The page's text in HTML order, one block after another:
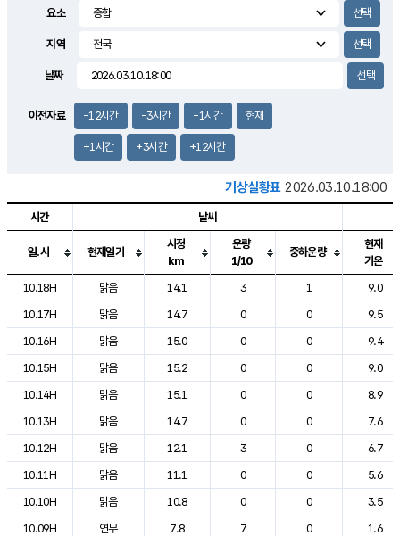
2.9m/s
14.5
요소
지역
날짜
이전자료 -12시간 -3시간 -1시간 현재
+1시간 +3시간 +12시간
기상실황표 2026.03.10.18:00
도시별 기상실황표로 지점, 날씨, 기온, 강수, 바람, 기압등을 안내한 표입
시간 날씨
일.시 현재일기
시정
km
운량
1/10
중하운량
현재
기온
10.18H
맑음 14.1 3 1
9.0
10.17H
맑음 14.7 0 0
9.5
10.16H
맑음 15.0 0 0
9.4
10.15H
맑음 15.2 0 0
9.0
10.14H
맑음 15.1 0 0
8.9
10.13H
맑음 14.7 0 0
7.6
10.12H
맑음 12.1 3 0
6.7
10.11H
맑음 11.1 0 0
5.6
10.10H
맑음 10.8 0 0
3.5
10.09H
연무 7.8 7 0
1.6